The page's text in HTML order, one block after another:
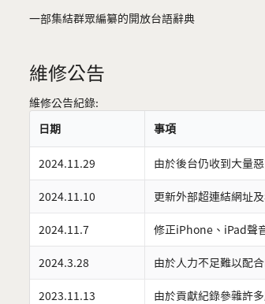
一部集結群眾編纂的開放台語辭典
維修公告
維修公告紀錄:
日期
事項
2024.11.29 由於後台仍收到大量
2024.11.10 更新外部超連結網址
2024.11.7 修正iPhone、iPad聲
2024.3.28 由於人力不足難以配
2023.11.13 由於貢獻紀錄參雜許